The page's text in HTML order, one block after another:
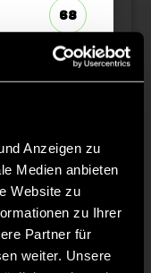
Anzeigen zu
Medien anbieten
Website zu
zu Ihrer
Partner für
weiter. Unsere
68